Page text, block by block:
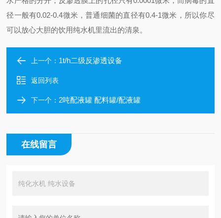
径一般有0.02-0.4微米，普通细菌的直径有0.4-1微米，所以你尽
可以放心大胆的饮用纯水机里流出的清泉。
上一个： 1t/h二级反渗透设备
返回列表
下一个： 2吨配液罐 配料罐/配液罐
在线留言